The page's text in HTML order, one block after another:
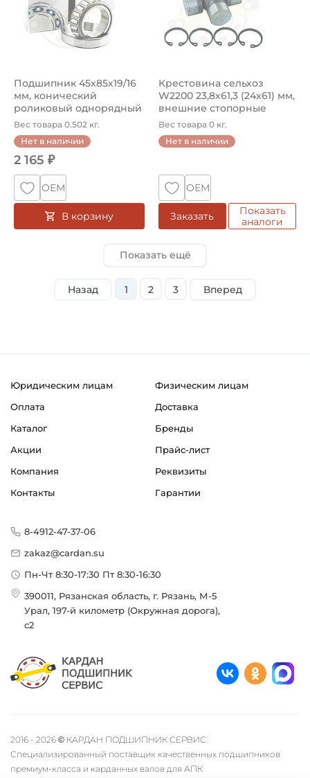
Подшипник 45х85х19/16
мм, конический
роликовый однорядный
на вал 45 мм...
Вес товара 0.502 кг.
Нет в наличии
2 165 ₽
ОЕМ
В корзину
Крестовина сельхоз
W2200 23,8х61,3 (24х61) мм,
внешние стопорные
кольца...
Вес товара 0 кг.
Нет в наличии
ОЕМ
Заказать
Показать
аналоги
Показать ещё
Назад 1 2 3 Вперед
Юридическим лицам
Физическим лицам
Оплата
Доставка
Каталог
Бренды
Акции
Прайс-лист
Компания
Реквизиты
Контакты
Гарантии
8-4912-47-37-06
zakaz@cardan.su
Пн-Чт 8:30-17:30 Пт 8:30-16:30
390011, Рязанская область, г. Рязань, М-5
Урал, 197-й километр (Окружная дорога),
с2
2016 - 2026 © КАРДАН ПОДШИПНИК СЕРВИС.
Специализированный поставщик качественных подшипников
премиум-класса и карданных валов для АПК